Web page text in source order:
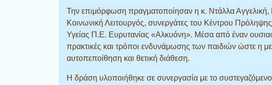
Την επιμόρφωση πραγματοποίησαν η κ. Ντάλλα
Κοινωνική Λειτουργός, συνεργάτες του Κέντρου
Υγείας Π.Ε. Ευρυτανίας «Αλκυόνη». Μέσα από έναν
πρακτικές και τρόποι ενδυνάμωσης των παιδιών ώστε η
αυτοπεποίθηση και θετική διάθεση.
Η δράση υλοποιήθηκε σε συνεργασία με το